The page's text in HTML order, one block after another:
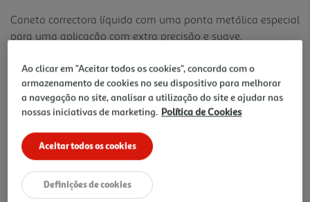
Link
para
a
Caneta correctora líquida com uma ponta metálica especial
para uma aplicação com extra precisão e suave.
3.19 €/un
3,19 €
Notas de preparação
Ao clicar em "Aceitar todos os cookies", concorda com o
armazenamento de cookies no seu dispositivo para melhorar
a navegação no site, analisar a utilização do site e ajudar nas
nossas iniciativas de marketing. Política de Cookies
Aceitar todos os cookies
Definições de cookies